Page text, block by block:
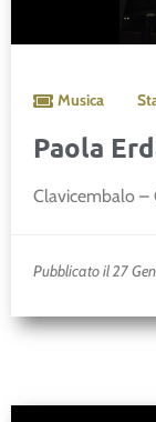
Musica
Paola
Clavicembalo –
Pubblicato il 27